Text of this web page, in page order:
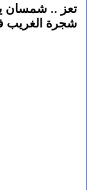
تعز .. شمسان
شجرة الغريب